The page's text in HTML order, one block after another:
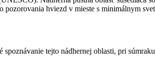
hviezd v mieste s minimálnym
tejto nádhernej oblasti, pri